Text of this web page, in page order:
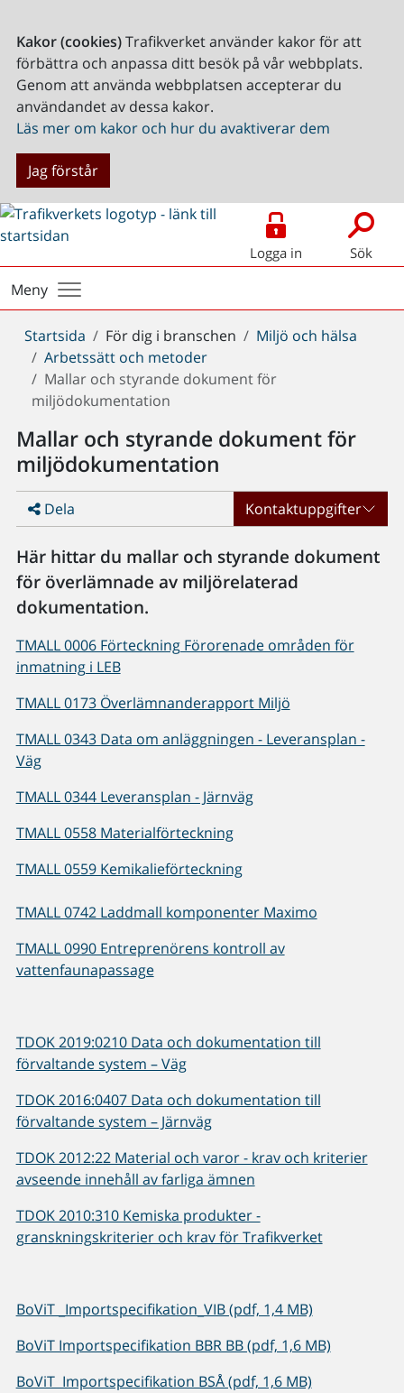
Kakor (cookies)Trafikverket använder kakor för att
förbättra och anpassa ditt besök på vår webbplats.
Genom att använda webbplatsen accepterar du
användandet av dessa kakor.
Läs mer om kakor och hur du avaktiverar dem
Jag förstår
Logga in Sök
Meny
Du
är
här:
Startsida För dig i branschen
Miljö och hälsa
Arbetssätt och metoder
Mallar och styrande dokument för
miljödokumentation
Mallar och styrande dokument för
miljödokumentation
Dela Kontaktuppgifter
Här hittar du mallar och styrande dokument
för överlämnade av miljörelaterad
dokumentation.
TMALL 0006 Förteckning Förorenade områden för
inmatning i LEB
TMALL 0173 Överlämnanderapport Miljö
TMALL 0343 Data om anläggningen - Leveransplan -
Väg
TMALL 0344 Leveransplan - Järnväg
TMALL 0558 Materialförteckning
TMALL 0559 Kemikalieförteckning
TMALL 0742 Laddmall komponenter Maximo
TMALL 0990 Entreprenörens kontroll av
vattenfaunapassage
TDOK 2019:0210 Data och dokumentation till
förvaltande system – Väg
TDOK 2016:0407 Data och dokumentation till
förvaltande system – Järnväg
TDOK 2012:22 Material och varor - krav och kriterier
avseende innehåll av farliga ämnen
TDOK 2010:310 Kemiska produkter -
granskningskriterier och krav för Trafikverket
BoViT _Importspecifikation_VIB (pdf, 1,4 MB)
BoViT Importspecifikation BBR BB (pdf, 1,6 MB)
BoViT Importspecifikation BSÅ (pdf, 1,6 MB)